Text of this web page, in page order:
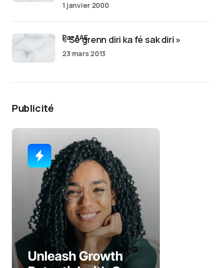
1 janvier 2000
« Sé grenn diri ka fé sak diri »
par AAE
23 mars 2013
Publicité